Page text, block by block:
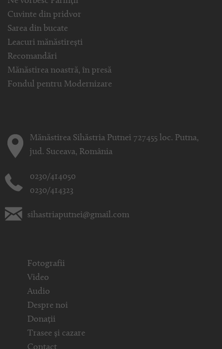
Cuvinte din pridvor
Sarea din bucate
Leacuri mănăstirești
Recomandări
Mănăstirea noastră, în presă
Fondul pentru Modernizare
Mănăstirea Sihăstria Putnei 727455 loc. Putna,
jud. Suceava, România
0230/414050
0230/414323
sihastriaputnei@gmail.com
Fotografii
Video
Audio
Despre noi
Donații
Trasee și cazare